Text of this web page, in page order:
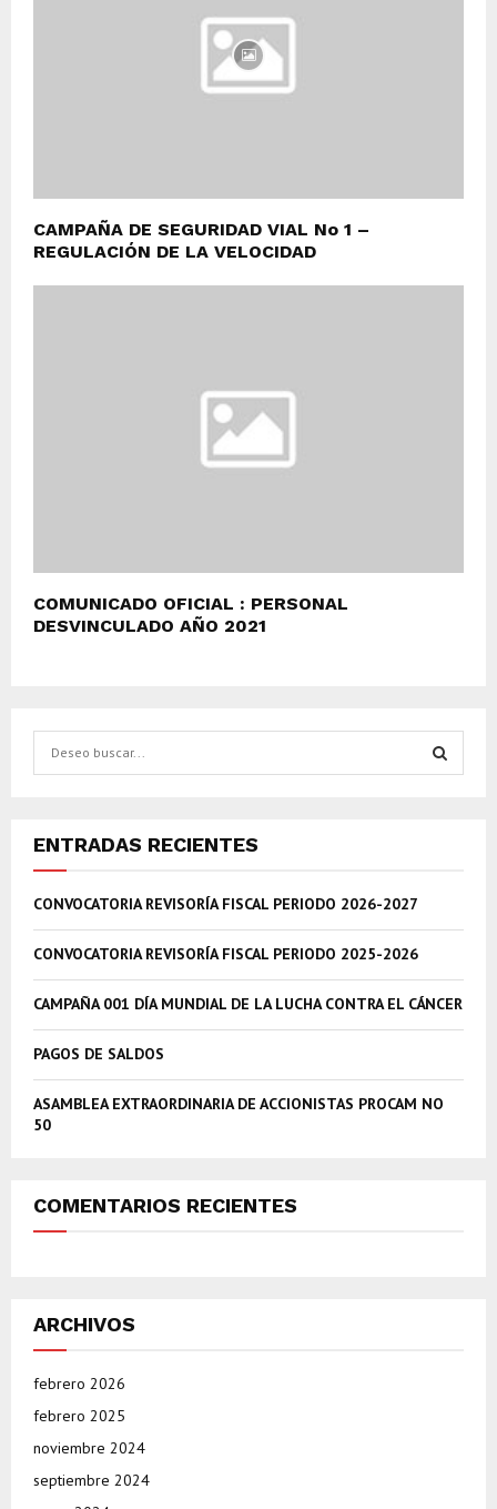
CAMPAÑA DE SEGURIDAD VIAL No 1 –
REGULACIÓN DE LA VELOCIDAD
COMUNICADO OFICIAL : PERSONAL
DESVINCULADO AÑO 2021
c
h
o
r
:
R
C
ENTRADAS RECIENTES
CONVOCATORIA REVISORÍA FISCAL PERIODO 2026-2027
CONVOCATORIA REVISORÍA FISCAL PERIODO 2025-2026
CAMPAÑA 001 DÍA MUNDIAL DE LA LUCHA CONTRA EL CÁNCER
PAGOS DE SALDOS
ASAMBLEA EXTRAORDINARIA DE ACCIONISTAS PROCAM NO
50
COMENTARIOS RECIENTES
ARCHIVOS
febrero 2026
febrero 2025
noviembre 2024
septiembre 2024